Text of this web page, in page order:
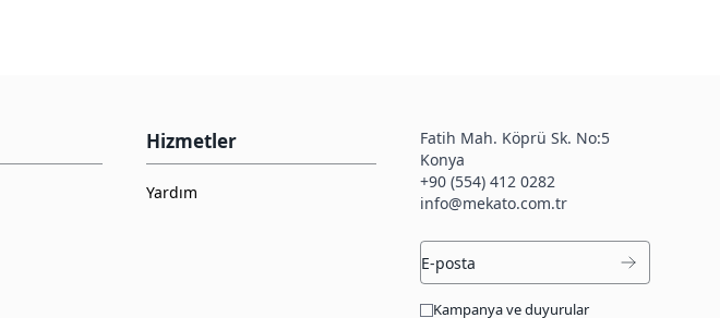
Hizmetler
Yardım
Fatih Mah. Köprü Sk. No:5
Konya
+90 (554) 412 0282
info@mekato.com.tr
Kampanya ve duyurular